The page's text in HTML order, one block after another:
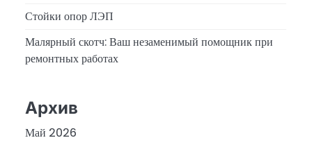
Стойки опор ЛЭП
Малярный скотч: Ваш незаменимый помощник при
ремонтных работах
Архив
Май 2026